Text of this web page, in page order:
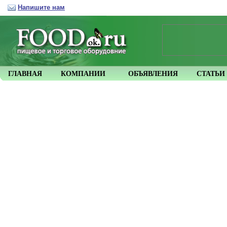
ГЛАВНАЯ КОМПАНИИ ОБЪЯВЛЕНИЯ СТАТЬИ
Напишите нам